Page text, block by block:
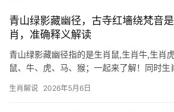
青山绿影藏幽径，古寺红墻绕梵音
肖，准确释义解读
青山绿影藏幽径指的是生肖鼠,生肖牛,生肖
鼠、牛、虎、马、猴；一起来了解！同时生
性，善于在复杂环境中寻得生机；而“古寺红
生肖解说 2026年5月6日